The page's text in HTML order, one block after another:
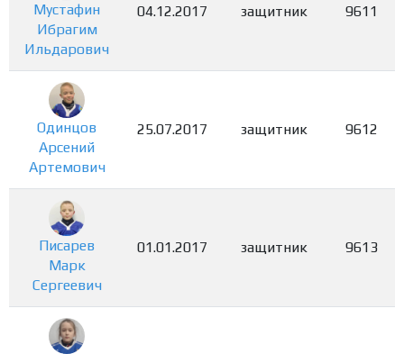
Мустафин
Ибрагим
Ильдарович
04.12.2017 защитник 9611
Одинцов
Арсений
Артемович
25.07.2017 защитник 9612
Писарев
Марк
Сергеевич
01.01.2017 защитник 9613